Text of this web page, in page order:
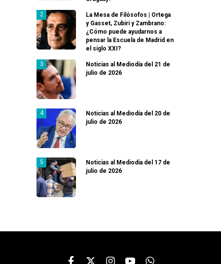
La Mesa de Filósofos | Ortega
y Gasset, Zubiri y Zambrano:
¿Cómo puede ayudarnos a
pensar la Escuela de Madrid en
el siglo XXI?
Noticias al Mediodía del 21 de
julio de 2026
Noticias al Mediodía del 20 de
julio de 2026
Noticias al Mediodía del 17 de
julio de 2026